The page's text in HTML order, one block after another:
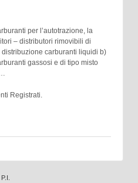
per l’autotrazione, la
– distributori rimovibili di
carburanti liquidi b)
gassosi e di tipo misto
Registrati.